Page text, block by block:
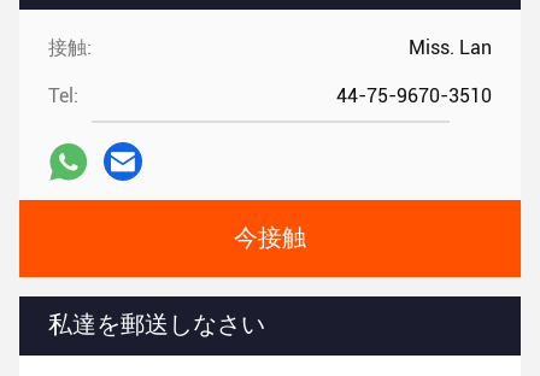
接触: Miss. Lan
Tel: 44-75-9670-3510
今接触
私達を郵送しなさい